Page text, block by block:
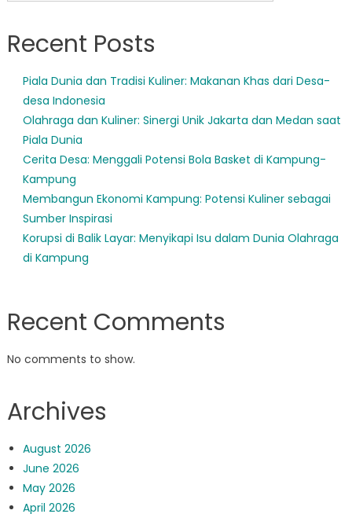
Recent Posts
Piala Dunia dan Tradisi Kuliner: Makanan Khas dari Desa-
desa Indonesia
Olahraga dan Kuliner: Sinergi Unik Jakarta dan Medan saat
Piala Dunia
Cerita Desa: Menggali Potensi Bola Basket di Kampung-
Kampung
Membangun Ekonomi Kampung: Potensi Kuliner sebagai
Sumber Inspirasi
Korupsi di Balik Layar: Menyikapi Isu dalam Dunia Olahraga
di Kampung
Recent Comments
No comments to show.
Archives
August 2026
June 2026
May 2026
April 2026